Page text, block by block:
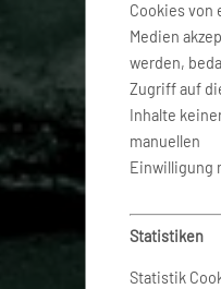
Cookies von
Medien
werden,
Zugriff auf
Inhalte
manuellen
Einwilligung
Statistiken
Statistik